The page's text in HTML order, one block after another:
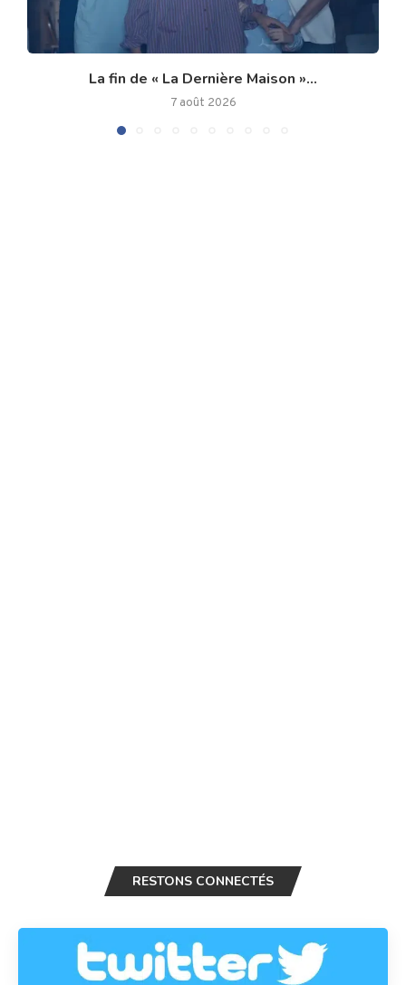
La fin de « La Dernière Maison »...
7 août 2026
RESTONS CONNECTÉS